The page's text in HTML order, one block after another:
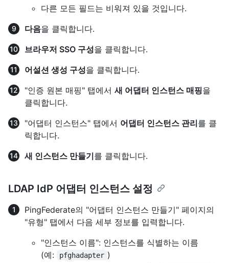
다른 모든 필드는 비워져 있을 것입니다.
다음을 클릭합니다.
브라우저 SSO 구성을 클릭합니다.
어설션 생성 구성을 클릭합니다.
"인증 원본 매핑" 탭에서 새 어댑터 인스턴스 매핑을
클릭합니다.
"어댑터 인스턴스" 탭에서 어댑터 인스턴스 관리를 클
릭합니다.
새 인스턴스 만들기를 클릭합니다.
LDAP IdP 어댑터 인스턴스 설정
PingFederate의 "어댑터 인스턴스 만들기" 페이지의
"유형" 탭에서 다음 세부 정보를 입력합니다.
"인스턴스 이름": 인스턴스를 식별하는 이름
(예:
pfghadapter )